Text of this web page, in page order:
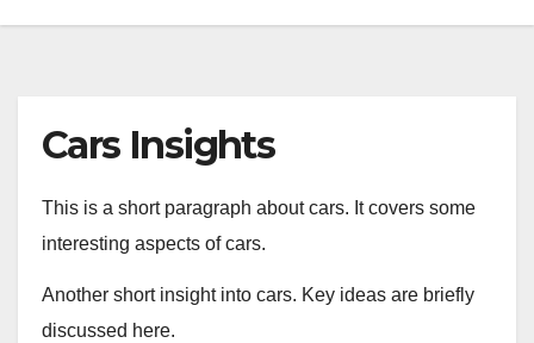
Cars Insights
This is a short paragraph about cars. It covers some
interesting aspects of cars.
Another short insight into cars. Key ideas are briefly
discussed here.